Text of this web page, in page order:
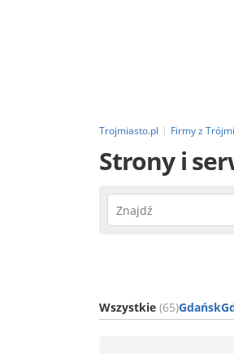
Trojmiasto.pl Firmy z
Strony i
Wszystkie (65)Gdańsk